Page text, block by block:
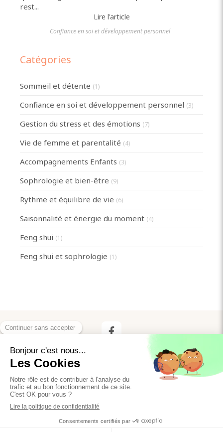
rest...
Lire l'article
Confiance en soi et développement personnel
Catégories
Sommeil et détente (1)
Confiance en soi et développement personnel (3)
Gestion du stress et des émotions (7)
Vie de femme et parentalité (4)
Accompagnements Enfants (3)
Sophrologie et bien-être (9)
Rythme et équilibre de vie (6)
Saisonnalité et énergie du moment (4)
Feng shui (1)
Feng shui et sophrologie (1)
Mentions légales
©2020 Anne Huchet - Sophrologie
Création et référencement du site par Simplébo